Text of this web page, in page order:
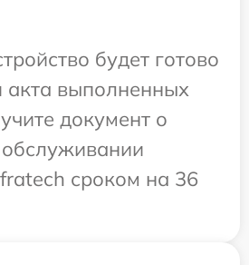
будет готово
акта выполненных
документ о
сроком на 36